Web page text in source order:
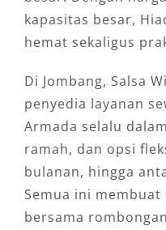
kapasitas besar,
hemat sekaligus
Di Jombang, Salsa
penyedia layanan
Armada selalu
ramah, dan opsi
bulanan, hingga
Semua ini
bersama